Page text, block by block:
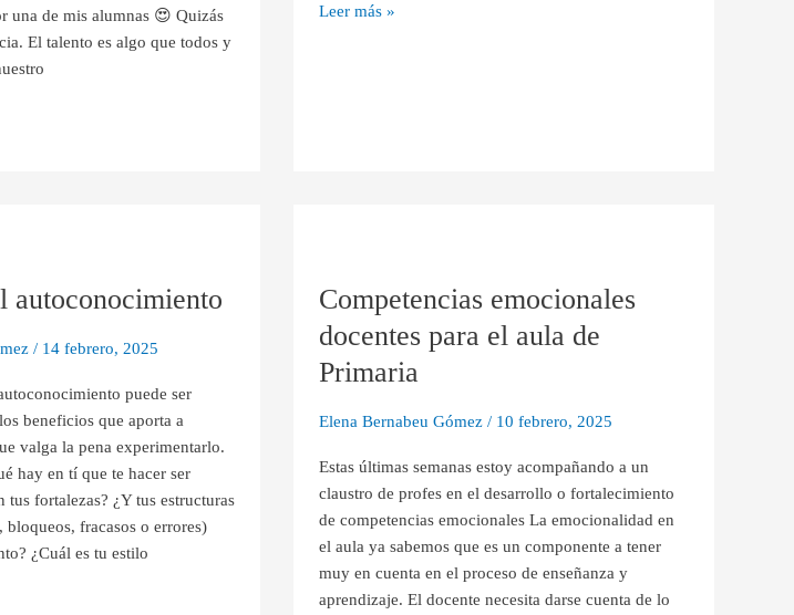
una de mis alumnas 😍 Quizás
El talento es algo que todos y
Leer más »
autoconocimiento
/ 14 febrero, 2025
puede ser
beneficios que aporta a
valga la pena experimentarlo.
hay en tí que te hacer ser
tus fortalezas? ¿Y tus estructuras
bloqueos, fracasos o errores)
¿Cuál es tu estilo
Competencias emocionales
docentes para el aula de
Primaria
Elena Bernabeu Gómez / 10 febrero, 2025
Estas últimas semanas estoy acompañando a un
claustro de profes en el desarrollo o fortalecimiento
de competencias emocionales La emocionalidad en
el aula ya sabemos que es un componente a tener
muy en cuenta en el proceso de enseñanza y
aprendizaje. El docente necesita darse cuenta de lo
docentes
para
el
aula
Primaria